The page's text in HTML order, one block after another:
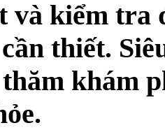
và kiểm tra
thiết.
khám